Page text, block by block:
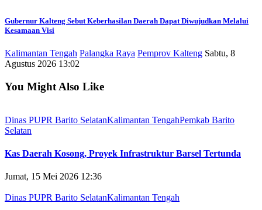
Gubernur Kalteng Sebut Keberhasilan Daerah Dapat Diwujudkan Melalui
Kesamaan Visi
Kalimantan Tengah Palangka Raya Pemprov Kalteng Sabtu, 8
Agustus 2026 13:02
You Might Also Like
Dinas PUPR Barito SelatanKalimantan TengahPemkab Barito
Selatan
Kas Daerah Kosong, Proyek Infrastruktur Barsel Tertunda
Jumat, 15 Mei 2026 12:36
Dinas PUPR Barito SelatanKalimantan Tengah